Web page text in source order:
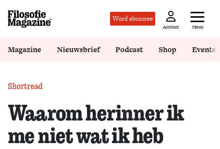
Word abonnee
Account Menu
Magazine Nieuwsbrief Podcast Shop Events
Shortread
Waarom herinner ik
me niet wat ik heb